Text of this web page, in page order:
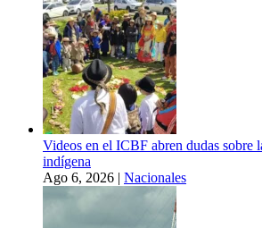
Videos en el ICBF abren dudas sobre
indígena
Ago 6, 2026 | Nacionales